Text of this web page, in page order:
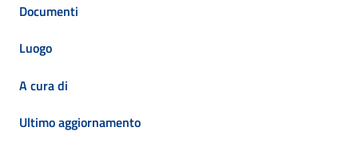
Documenti
Luogo
A cura di
Ultimo aggiornamento